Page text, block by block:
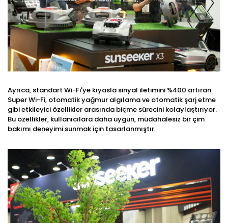
Ayrıca, standart Wi-Fi'ye kıyasla sinyal iletimini %400 artıran
Super Wi-Fi, otomatik yağmur algılama ve otomatik şarj etme
gibi etkileyici özellikler arasında biçme sürecini kolaylaştırıyor.
Bu özellikler, kullanıcılara daha uygun, müdahalesiz bir çim
bakımı deneyimi sunmak için tasarlanmıştır.